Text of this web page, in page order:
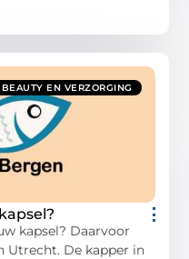
BEAUTY EN VERZORGING
kapsel? Daarvoor
Utrecht. De kapper in